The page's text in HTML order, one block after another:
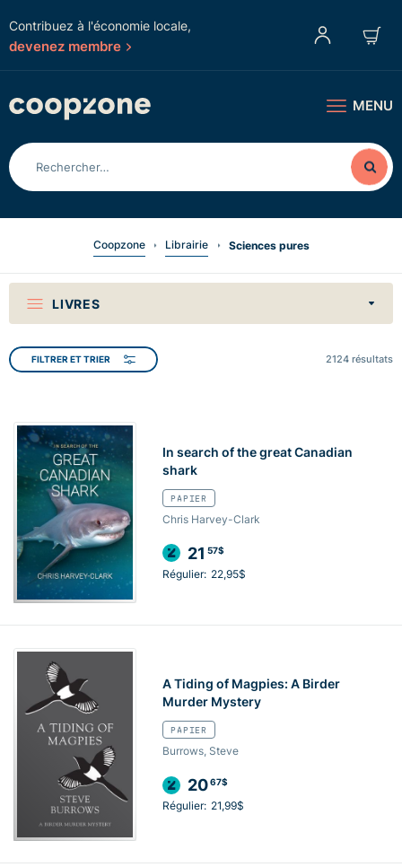
Contribuez à l'économie locale,
devenez membre
MENU
Coopzone Librairie Sciences pures
LIVRES
FILTRER ET TRIER 2124résultats
In search of the great Canadian
shark
PAPIER
Chris Harvey-Clark
21 57$
Régulier: 22,95$
A Tiding of Magpies: A Birder
Murder Mystery
PAPIER
Burrows, Steve
2067$
Régulier: 21,99$